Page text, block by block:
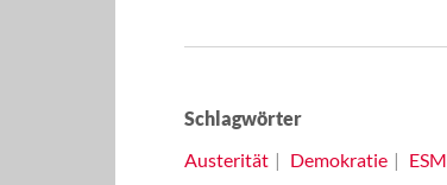
Schlagwörter
Austerität
Demokratie ESM